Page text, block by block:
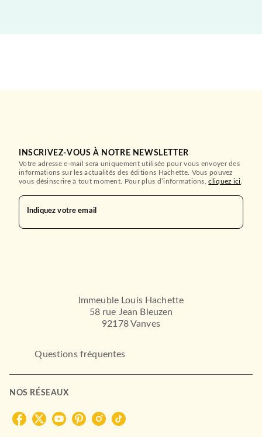
INSCRIVEZ-VOUS À NOTRE NEWSLETTER
Votre adresse e-mail sera uniquement utilisée pour vous envoyer des
informations sur les actualités des éditions Hachette. Vous pouvez
vous désinscrire à tout moment. Pour plus d’informations,cliquez ici
Indiquez votre email
Immeuble Louis Hachette
58 rue Jean Bleuzen
92178 Vanves
Questions fréquentes
NOS RÉSEAUX